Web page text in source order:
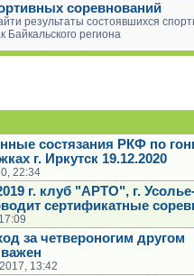
соревнований
результаты состоявшихся
Байкальского региона
состязания РКФ по
г. Иркутск 19.12.2020
22:34
г. клуб "АРТО", г.
сертификатные
за четвероногим другом
13:42